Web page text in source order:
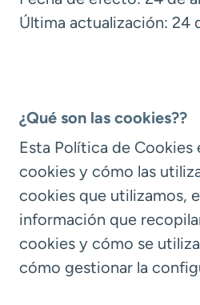
Última actualización: 24
¿Qué son las cookies??
Esta Política de Cookies
cookies y cómo las
cookies que utilizamos,
información que
cookies y cómo se
cómo gestionar la